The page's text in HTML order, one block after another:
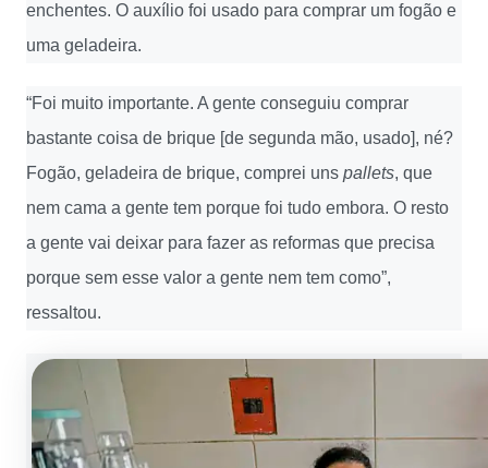
enchentes. O auxílio foi usado para comprar um fogão e
uma geladeira.
“Foi muito importante. A gente conseguiu comprar
bastante coisa de brique [de segunda mão, usado], né?
Fogão, geladeira de brique, comprei uns pallets, que
nem cama a gente tem porque foi tudo embora. O resto
a gente vai deixar para fazer as reformas que precisa
porque sem esse valor a gente nem tem como”,
ressaltou.